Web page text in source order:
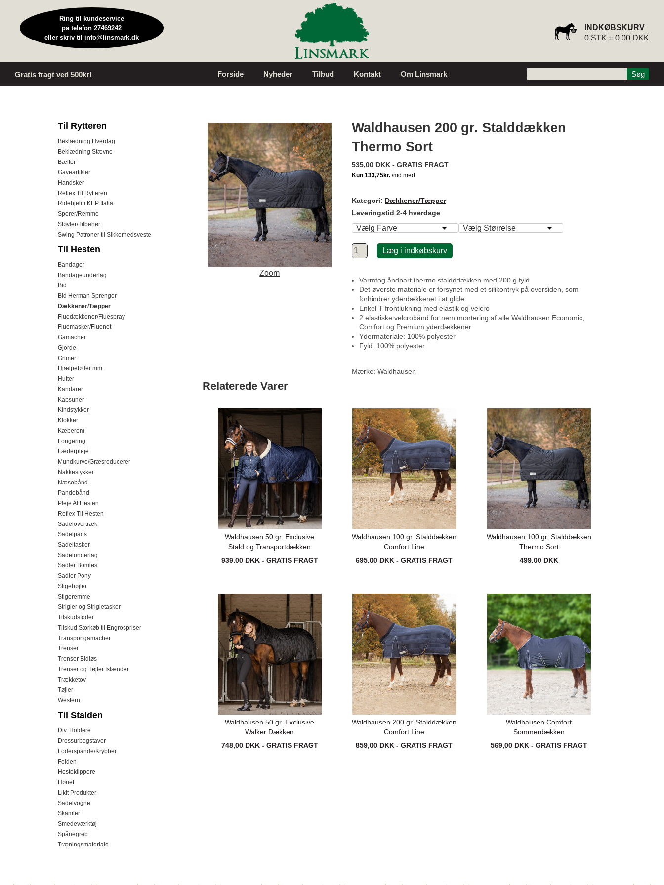
Ring til kundeservice
på telefon 27469242
eller skriv til info@linsmark.dk
INDKØBSKURV
0 STK = 0,00 DKK
Gratis fragt ved 500kr! Forside Nyheder Tilbud Kontakt Om Linsmark
Til Rytteren
Beklædning Hverdag
Beklædning Stævne
Bælter
Gaveartikler
Handsker
Reflex Til Rytteren
Ridehjelm KEP Italia
Sporer/Remme
Støvler/Tilbehør
Swing Patroner til Sikkerhedsveste
Til Hesten
Bandager
Bandageunderlag
Bid
Bid Herman Sprenger
Dækkener/Tæpper
Fluedækkener/Fluespray
Fluemasker/Fluenet
Gamacher
Gjorde
Grimer
Hjælpetøjler mm.
Hutter
Kandarer
Kapsuner
Kindstykker
Klokker
Kæberem
Longering
Læderpleje
Mundkurve/Græsreducerer
Nakkestykker
Næsebånd
Pandebånd
Pleje Af Hesten
Reflex Til Hesten
Sadelovertræk
Sadelpads
Sadeltasker
Sadelunderlag
Sadler Bomløs
Sadler Pony
Stigebøjler
Stigeremme
Strigler og Strigletasker
Tilskudsfoder
Tilskud Storkøb til Engrospriser
Transportgamacher
Trenser
Trenser Bidløs
Trenser og Tøjler Islænder
Trækketov
Tøjler
Western
Til Stalden
Div. Holdere
Dressurbogstaver
Foderspande/Krybber
Folden
Hesteklippere
Hønet
Likit Produkter
Sadelvogne
Skamler
Smedeværktøj
Spånegreb
Træningsmateriale
Zoom
Waldhausen 200 gr. Stalddækken
Thermo Sort
535,00 DKK - GRATIS FRAGT
Kategori: Dækkener/Tæpper
Leveringstid 2-4 hverdage
Læg i indkøbskurv
Varmtog åndbart thermo staldddækken med 200 g fyld
Det øverste materiale er forsynet med et silikontryk på oversiden, som
forhindrer yderdækkenet i at glide
Enkel T-frontlukning med elastik og velcro
2 elastiske velcrobånd for nem montering af alle Waldhausen Economic,
Comfort og Premium yderdækkener
Ydermateriale: 100% polyester
Fyld: 100% polyester
Mærke: Waldhausen
Relaterede Varer
Waldhausen 50 gr. Exclusive
Stald og Transportdækken
939,00 DKK - GRATIS FRAGT
Waldhausen 100 gr. Stalddækken
Comfort Line
695,00 DKK - GRATIS FRAGT
Waldhausen 100 gr. Stalddækken
Thermo Sort
499,00 DKK
Waldhausen 50 gr. Exclusive
Walker Dækken
748,00 DKK - GRATIS FRAGT
Waldhausen 200 gr. Stalddækken
Comfort Line
859,00 DKK - GRATIS FRAGT
Waldhausen Comfort
Sommerdækken
569,00 DKK - GRATIS FRAGT